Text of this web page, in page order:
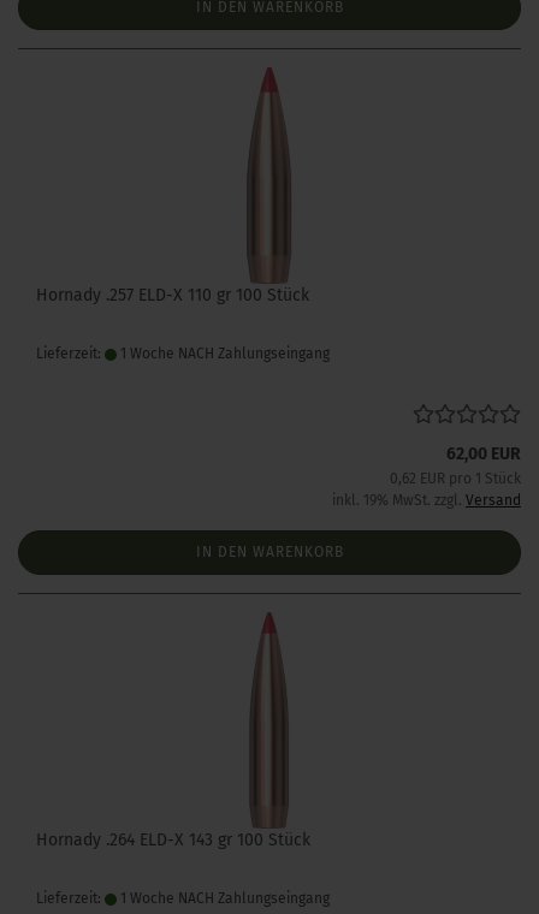
IN DEN WARENKORB
Hornady .257 ELD-X 110 gr 100 Stück
Lieferzeit: 1 Woche NACH Zahlungseingang
62,00 EUR
0,62 EUR pro 1 Stück
inkl. 19% MwSt. zzgl. Versand
IN DEN WARENKORB
Hornady .264 ELD-X 143 gr 100 Stück
Lieferzeit: 1 Woche NACH Zahlungseingang